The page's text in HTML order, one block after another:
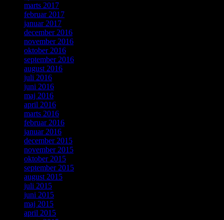
marts 2017
februar 2017
januar 2017
december 2016
november 2016
oktober 2016
september 2016
august 2016
juli 2016
juni 2016
maj 2016
april 2016
marts 2016
februar 2016
januar 2016
december 2015
november 2015
oktober 2015
september 2015
august 2015
juli 2015
juni 2015
maj 2015
april 2015